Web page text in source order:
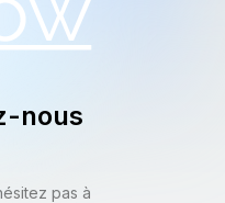
nous
pas à